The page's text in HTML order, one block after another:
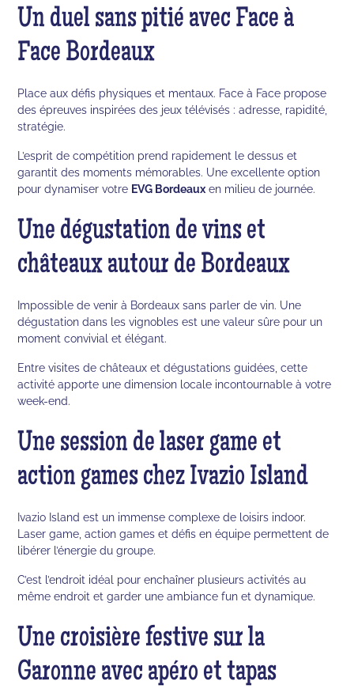
Un duel sans pitié avec Face à
Face Bordeaux
Place aux défis physiques et mentaux. Face à Face propose
des épreuves inspirées des jeux télévisés : adresse, rapidité,
stratégie.
L’esprit de compétition prend rapidement le dessus et
garantit des moments mémorables. Une excellente option
pour dynamiser votre EVG Bordeaux en milieu de journée.
Une dégustation de vins et
châteaux autour de Bordeaux
Impossible de venir à Bordeaux sans parler de vin. Une
dégustation dans les vignobles est une valeur sûre pour un
moment convivial et élégant.
Entre visites de châteaux et dégustations guidées, cette
activité apporte une dimension locale incontournable à votre
week-end.
Une session de laser game et
action games chez Ivazio Island
Ivazio Island est un immense complexe de loisirs indoor.
Laser game, action games et défis en équipe permettent de
libérer l’énergie du groupe.
C’est l’endroit idéal pour enchaîner plusieurs activités au
même endroit et garder une ambiance fun et dynamique.
Une croisière festive sur la
Garonne avec apéro et tapas